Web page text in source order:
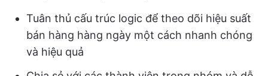
Tuân thủ cấu trúc logic để theo dõi hiệu suất
bán hàng hàng ngày một cách nhanh chóng
và hiệu quả